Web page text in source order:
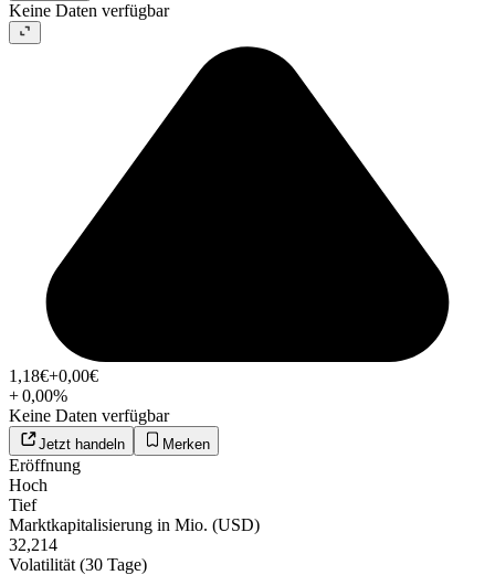
Keine Daten verfügbar
1,18€+0,00€
+0,00%
Keine Daten verfügbar
Jetzt handeln Merken
Eröffnung
Hoch
Tief
Marktkapitalisierung in Mio. (USD)
32,214
Volatilität (30 Tage)